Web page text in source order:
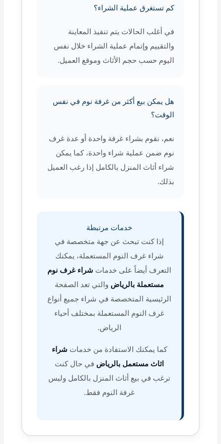
كم تستغرق عملية الشراء؟
في أغلب الحالات يتم تنفيذ المعاينة
والتقييم وإتمام عملية الشراء خلال نفس
اليوم حسب حجم الأثاث وموقع العميل.
هل يمكن بيع أكثر من غرفة نوم في نفس
الوقت؟
نعم، نقوم بشراء غرفة واحدة أو عدة غرف
نوم ضمن عملية شراء واحدة، كما يمكن
شراء أثاث المنزل بالكامل إذا رغب العميل
بذلك.
خدمات مرتبطة
إذا كنت تبحث عن جهة متخصصة في
شراء غرف النوم المستعملة، يمكنك
التعرف أيضاً على خدمات شراء غرف نوم
مستعملة بالرياض والتي تعد الصفحة
الرئيسية المتخصصة في شراء جميع أنواع
غرف النوم المستعملة بمختلف أحياء
الرياض.
كما يمكنك الاستفادة من خدمات شراء
اثاث مستعمل بالرياض في حال كنت
ترغب في بيع أثاث المنزل بالكامل وليس
غرفة النوم فقط.